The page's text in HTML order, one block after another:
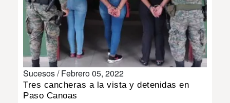
Sucesos /Febrero 05, 2022
Tres cancheras a la vista y detenidas en
Paso Canoas